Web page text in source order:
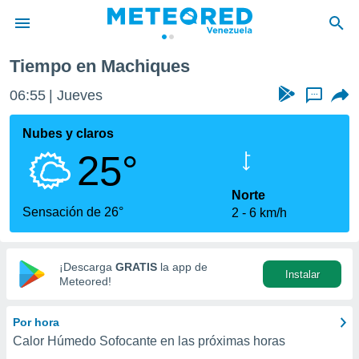
de
ha
calidad.
a este
las
y
digital
basada
Tiempo en Machiques
06:55 Jueves ...
Nubes y claros
25°
Sensación de 26°
Norte
2
6 km/h
¡Descarga GRATIS la app de
Meteored!
Instalar
Por hora
Calor Húmedo Sofocante en las próximas horas